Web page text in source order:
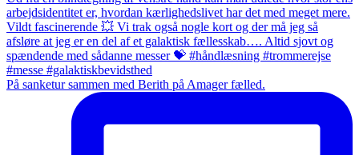
På sanketur sammen med Berith på Amager fælled.